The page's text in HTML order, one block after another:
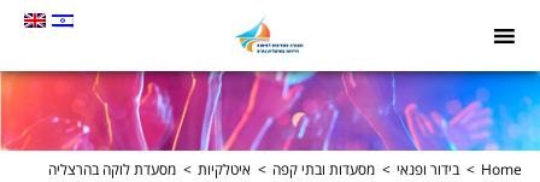
כקישור
לעמוד
הבית
Home בידור ופנאי מסעדות ובתי קפה איטלקיות מסעדת לוקה בהרצליה